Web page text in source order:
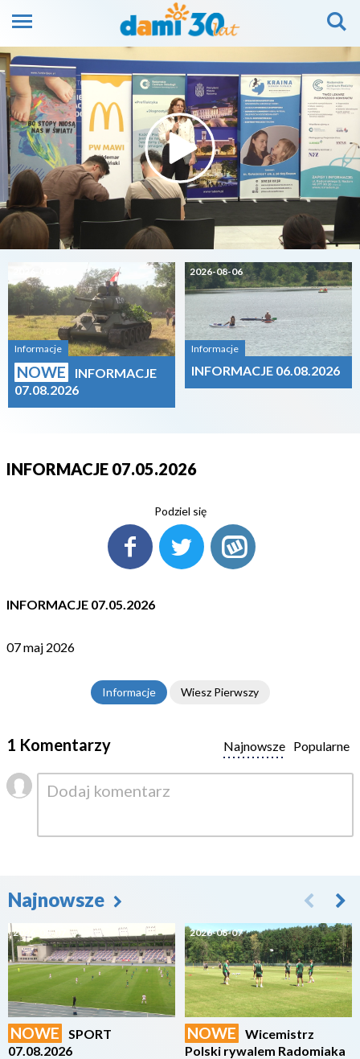
Informacje
NOWE
INFORMACJE
07.08.2026
2026-08-06
Informacje
INFORMACJE 06.08.2026
INFORMACJE 07.05.2026
Podziel się
INFORMACJE 07.05.2026
07 maj 2026
Informacje Wiesz Pierwszy
1 Komentarzy Popularne
Najnowsze
Najnowsze
2026-08-07
NOWE
SPORT
07.08.2026
2026-08-07
NOWE
Wicemistrz
Polski rywalem Radomiaka